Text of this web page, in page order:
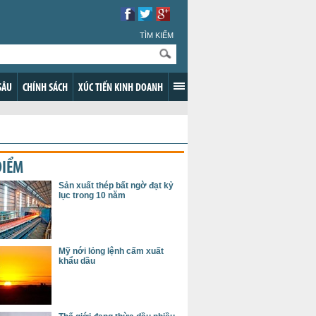
TÌM KIẾM
CHÍNH SÁCH XÚC TIẾN KINH DOANH
Sản xuất thép bất ngờ đạt kỷ
lục trong 10 năm
Mỹ nới lỏng lệnh cấm xuất
khẩu dầu